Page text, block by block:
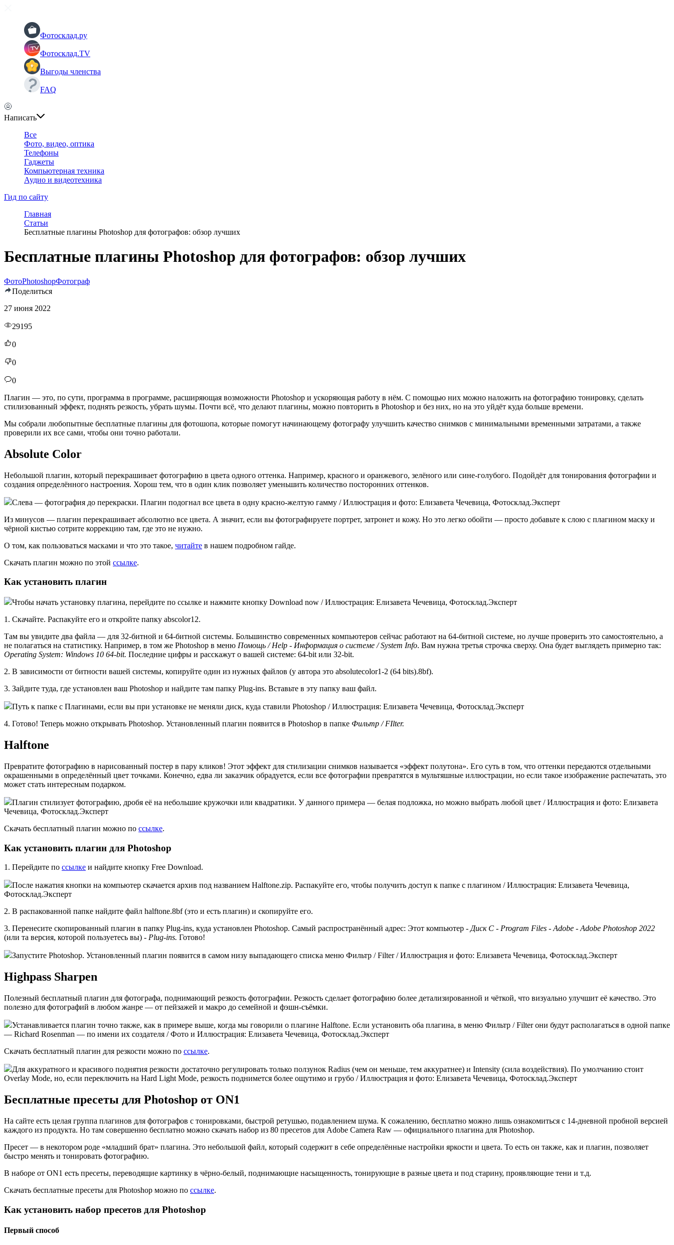
Фотосклад.ру
Фотосклад.TV
Выгоды членства
FAQ
Написать
Все
Фото, видео, оптика
Телефоны
Гаджеты
Компьютерная техника
Аудио и видеотехника
Гид по сайту
Главная
Статьи
Бесплатные плагины Photoshop для фотографов: обзор лучших
Бесплатные плагины Photoshop для фотографов: обзор лучших
ФотоPhotoshopФотограф
Поделиться
27 июня 2022
29195
0
0
0
Плагин — это, по сути, программа в программе, расширяющая возможности Photoshop и ускоряющая работу в нём. С помощью них можно наложить на фотографию тонировку, сделать
стилизованный эффект, поднять резкость, убрать шумы. Почти всё, что делают плагины, можно повторить в Photoshop и без них, но на это уйдёт куда больше времени.
Мы собрали любопытные бесплатные плагины для фотошопа, которые помогут начинающему фотографу улучшить качество снимков с минимальными временными затратами, а также
проверили их все сами, чтобы они точно работали.
Absolute Color
Небольшой плагин, который перекрашивает фотографию в цвета одного оттенка. Например, красного и оранжевого, зелёного или сине-голубого. Подойдёт для тонирования фотографии и
создания определённого настроения. Хорош тем, что в один клик позволяет уменьшить количество посторонних оттенков.
Слева — фотография до перекраски. Плагин подогнал все цвета в одну красно-желтую гамму / Иллюстрация и фото: Елизавета Чечевица, Фотосклад.Эксперт
Из минусов — плагин перекрашивает абсолютно все цвета. А значит, если вы фотографируете портрет, затронет и кожу. Но это легко обойти — просто добавьте к слою с плагином маску и
чёрной кистью сотрите коррекцию там, где это не нужно.
О том, как пользоваться масками и что это такое, читайте в нашем подробном гайде.
Скачать плагин можно по этой ссылке.
Как установить плагин
Чтобы начать установку плагина, перейдите по ссылке и нажмите кнопку Download now / Иллюстрация: Елизавета Чечевица, Фотосклад.Эксперт
1. Скачайте. Распакуйте его и откройте папку abscolor12.
Там вы увидите два файла — для 32-битной и 64-битной системы. Большинство современных компьютеров сейчас работают на 64-битной системе, но лучше проверить это самостоятельно, а
не полагаться на статистику. Например, в том же Photoshop в меню Помощь / Help - Информация о системе / System Info. Вам нужна третья строчка сверху. Она будет выглядеть примерно так:
Operating System: Windows 10 64-bit. Последние цифры и расскажут о вашей системе: 64-bit или 32-bit.
2. В зависимости от битности вашей системы, копируйте один из нужных файлов (у автора это absolutecolor1-2 (64 bits).8bf).
3. Зайдите туда, где установлен ваш Photoshop и найдите там папку Plug-ins. Вставьте в эту папку ваш файл.
Путь к папке с Плагинами, если вы при установке не меняли диск, куда ставили Photoshop / Иллюстрация: Елизавета Чечевица, Фотосклад.Эксперт
4. Готово! Теперь можно открывать Photoshop. Установленный плагин появится в Photoshop в папке Фильтр / FIlter.
Halftone
Превратите фотографию в нарисованный постер в пару кликов! Этот эффект для стилизации снимков называется «эффект полутона». Его суть в том, что оттенки передаются отдельными
окрашенными в определённый цвет точками. Конечно, едва ли заказчик обрадуется, если все фотографии превратятся в мультяшные иллюстрации, но если такое изображение распечатать, это
может стать интересным подарком.
Плагин стилизует фотографию, дробя её на небольшие кружочки или квадратики. У данного примера — белая подложка, но можно выбрать любой цвет / Иллюстрация и фото: Елизавета
Чечевица, Фотосклад.Эксперт
Скачать бесплатный плагин можно по ссылке.
Как установить плагин для Photoshop
1. Перейдите по ссылке и найдите кнопку Free Download.
После нажатия кнопки на компьютер скачается архив под названием Halftone.zip. Распакуйте его, чтобы получить доступ к папке с плагином / Иллюстрация: Елизавета Чечевица,
Фотосклад.Эксперт
2. В распакованной папке найдите файл halftone.8bf (это и есть плагин) и скопируйте его.
3. Перенесите скопированный плагин в папку Plug-ins, куда установлен Photoshop. Самый распространённый адрес: Этот компьютер - Диск С - Program Files - Adobe - Adobe Photoshop 2022
(или та версия, которой пользуетесь вы) - Plug-ins. Готово!
Запустите Photoshop. Установленный плагин появится в самом низу выпадающего списка меню Фильтр / Filter / Иллюстрация и фото: Елизавета Чечевица, Фотосклад.Эксперт
Highpass Sharpen
Полезный бесплатный плагин для фотографа, поднимающий резкость фотографии. Резкость сделает фотографию более детализированной и чёткой, что визуально улучшит её качество. Это
полезно для фотографий в любом жанре — от пейзажей и макро до семейной и фэшн-съёмки.
Устанавливается плагин точно также, как в примере выше, когда мы говорили о плагине Halftone. Если установить оба плагина, в меню Фильтр / Filter они будут располагаться в одной папке
— Richard Rosenman — по имени их создателя / Фото и Иллюстрация: Елизавета Чечевица, Фотосклад.Эксперт
Скачать бесплатный плагин для резкости можно по ссылке.
Для аккуратного и красивого поднятия резкости достаточно регулировать только ползунок Radius (чем он меньше, тем аккуратнее) и Intensity (сила воздействия). По умолчанию стоит
Overlay Mode, но, если переключить на Hard Light Mode, резкость поднимется более ощутимо и грубо / Иллюстрация и фото: Елизавета Чечевица, Фотосклад.Эксперт
Бесплатные пресеты для Photoshop от ON1
На сайте есть целая группа плагинов для фотографов с тонировками, быстрой ретушью, подавлением шума. К сожалению, бесплатно можно лишь ознакомиться с 14-дневной пробной версией
каждого из продукта. Но там совершенно бесплатно можно скачать набор из 80 пресетов для Adobe Camera Raw — официального плагина для Photoshop.
Пресет — в некотором роде «младший брат» плагина. Это небольшой файл, который содержит в себе определённые настройки яркости и цвета. То есть он также, как и плагин, позволяет
быстро менять и тонировать фотографию.
В наборе от ON1 есть пресеты, переводящие картинку в чёрно-белый, поднимающие насыщенность, тонирующие в разные цвета и под старину, проявляющие тени и т.д.
Скачать бесплатные пресеты для Photoshop можно по ссылке.
Как установить набор преcетов для Photoshop
Первый способ